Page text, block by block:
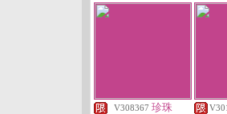
V308367 珍珠